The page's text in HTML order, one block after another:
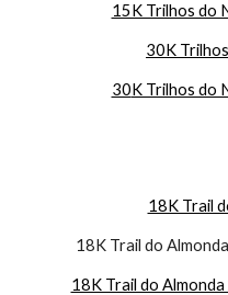
15K Trilhos do
30K
30K Trilhos do
18K Trail
18K Trail do
18K Trail do